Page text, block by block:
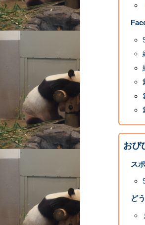
おび
ス
ど